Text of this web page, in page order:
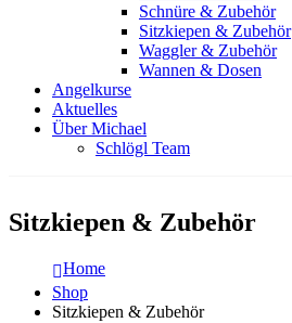
Schnüre & Zubehör
Sitzkiepen & Zubehör
Waggler & Zubehör
Wannen & Dosen
Angelkurse
Aktuelles
Über Michael
Schlögl Team
Sitzkiepen & Zubehör
Home
Shop
Sitzkiepen & Zubehör